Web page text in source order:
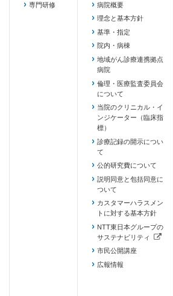
専門研修
病院概要
理念と基本方針
基準・指定
院内・病棟
地域がん診療連携拠点
病院
倫理・医療監査委員会
について
当院のクリニカル・イ
ンジケーター（臨床指
標）
診療記録の開示につい
て
公的研究費について
説明同意と包括同意に
ついて
カスタマーハラスメン
トに対する基本方針
NTT東日本グループの
サステナビリティ
（新しいタブで開きます）
市民公開講座
広報情報